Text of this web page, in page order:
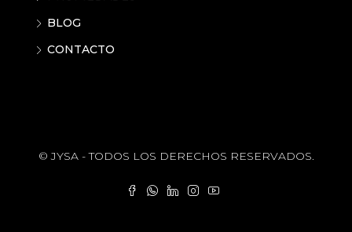
BLOG
CONTACTO
© JYSA - TODOS LOS DERECHOS RESERVADOS.